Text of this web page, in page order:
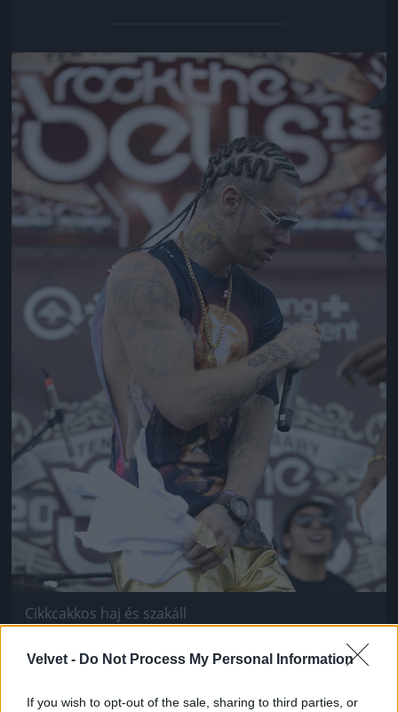
Velvet - Do Not Process My Personal Information
If you wish to opt-out of the sale, sharing to third parties, or
Jön még kép!
Cikkcakkos haj és szakáll
#9